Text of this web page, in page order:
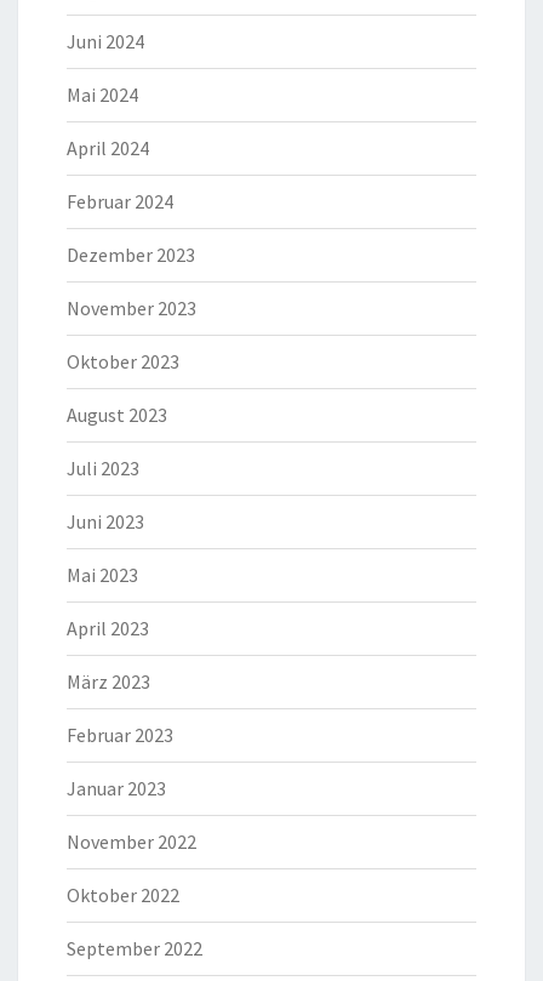
Juni 2024
Mai 2024
April 2024
Februar 2024
Dezember 2023
November 2023
Oktober 2023
August 2023
Juli 2023
Juni 2023
Mai 2023
April 2023
März 2023
Februar 2023
Januar 2023
November 2022
Oktober 2022
September 2022